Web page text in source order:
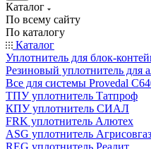
Каталог
По всему сайту
По каталогу
Каталог
Уплотнитель для блок-
Резиновый уплотнитель
Все для системы Provedal
ТПУ уплотнитель Татпроф
КПУ уплотнитель СИАЛ
FRK уплотнитель Алютех
ASG уплотнитель Агрисовгаз
REG уплотнитель Реалит